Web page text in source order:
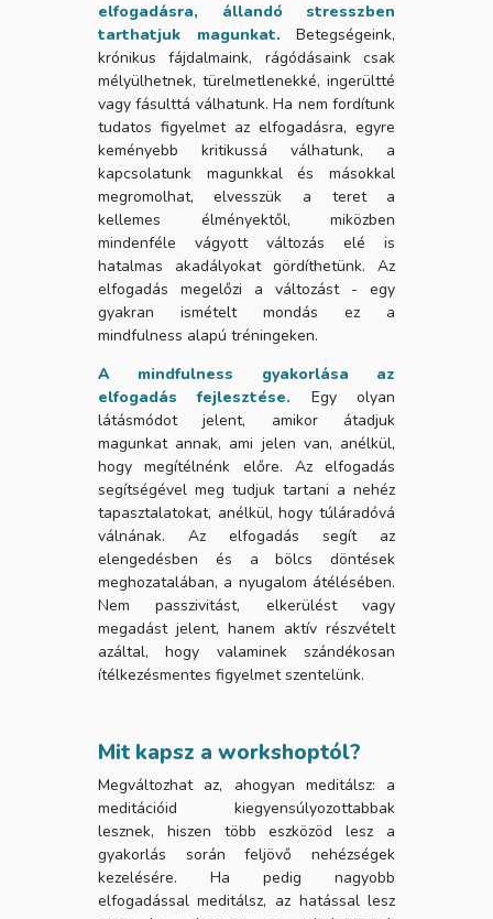
elfogadásra, állandó stresszben
tarthatjuk magunkat. Betegségeink,
krónikus fájdalmaink, rágódásaink csak
mélyülhetnek, türelmetlenekké, ingerültté
vagy fásulttá válhatunk. Ha nem fordítunk
tudatos figyelmet az elfogadásra, egyre
keményebb kritikussá válhatunk, a
kapcsolatunk magunkkal és másokkal
megromolhat, elvesszük a teret a
kellemes élményektől, miközben
mindenféle vágyott változás elé is
hatalmas akadályokat gördíthetünk. Az
elfogadás megelőzi a változást - egy
gyakran ismételt mondás ez a
mindfulness alapú tréningeken.
A mindfulness gyakorlása az
elfogadás fejlesztése. Egy olyan
látásmódot jelent, amikor átadjuk
magunkat annak, ami jelen van, anélkül,
hogy megítélnénk előre. Az elfogadás
segítségével meg tudjuk tartani a nehéz
tapasztalatokat, anélkül, hogy túláradóvá
válnának. Az elfogadás segít az
elengedésben és a bölcs döntések
meghozatalában, a nyugalom átélésében.
Nem passzivitást, elkerülést vagy
megadást jelent, hanem aktív részvételt
azáltal, hogy valaminek szándékosan
ítélkezésmentes figyelmet szentelünk.
Mit kapsz a workshoptól?
Megváltozhat az, ahogyan meditálsz: a
meditációid kiegyensúlyozottabbak
lesznek, hiszen több eszközöd lesz a
gyakorlás során feljövő nehézségek
kezelésére. Ha pedig nagyobb
elfogadással meditálsz, az hatással lesz